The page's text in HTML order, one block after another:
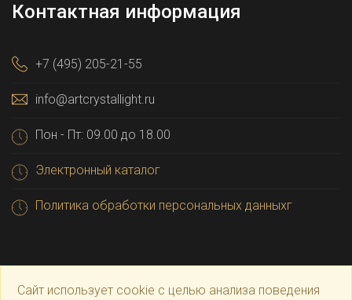
Контактная информация
+7 (495) 205-21-55
info@artcrystallight.ru
Пон - Пт: 09.00 до 18.00
Электронный каталог
Политика обработки персональных данныхг
Сайт использует cookie с целью анализа поведения